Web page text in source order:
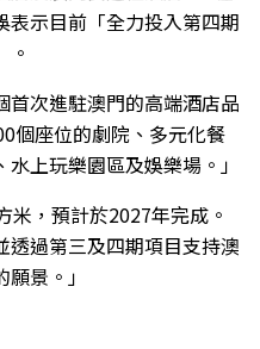
示目前「全力投入第四期
。
首次進駐澳門的高端酒店品
個座位的劇院、多元化餐
上玩樂園區及娛樂場。」
米，預計於2027年完成。
過第三及四期項目支持澳
景。」